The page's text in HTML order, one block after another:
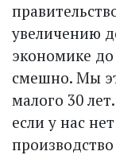
увеличению
экономике
смешно. Мы
малого 30
если у нас